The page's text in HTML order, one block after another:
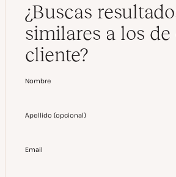
¿Buscas
similares a los de
cliente?
Nombre
Apellido (opcional)
Email